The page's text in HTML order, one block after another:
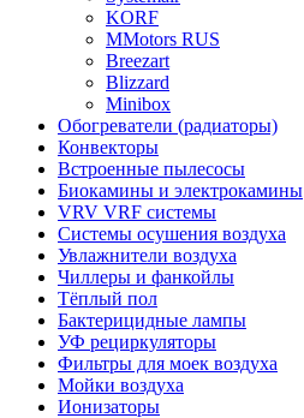
KORF
MMotors RUS
Breezart
Blizzard
Minibox
Обогреватели (радиаторы)
Конвекторы
Встроенные пылесосы
Биокамины и электрокамины
VRV VRF системы
Системы осушения воздуха
Увлажнители воздуха
Чиллеры и фанкойлы
Тёплый пол
Бактерицидные лампы
УФ рециркуляторы
Фильтры для моек воздуха
Мойки воздуха
Ионизаторы